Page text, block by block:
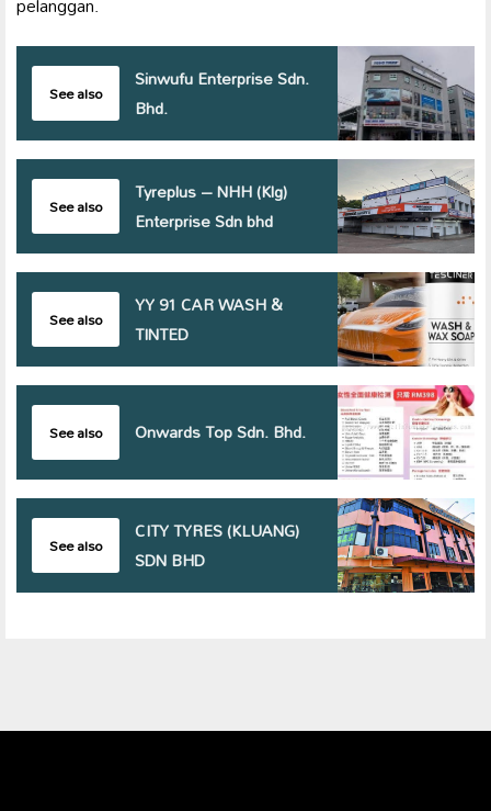
See also
Sinwufu Enterprise Sdn.
Bhd.
See also
Tyreplus – NHH (Klg)
Enterprise Sdn bhd
See also
YY 91 CAR WASH &
TINTED
See also Onwards Top Sdn. Bhd.
See also
CITY TYRES (KLUANG)
SDN BHD